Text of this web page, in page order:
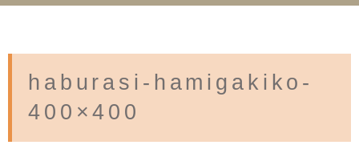
haburasi-hamigakiko-
400×400